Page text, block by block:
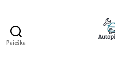
Paieška